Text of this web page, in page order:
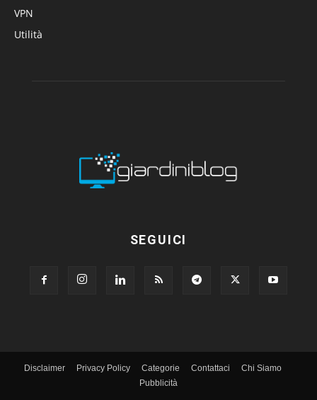
VPN
Utilità
SEGUICI
Disclaimer Privacy Policy Categorie Contattaci
Chi Siamo
Pubblicità